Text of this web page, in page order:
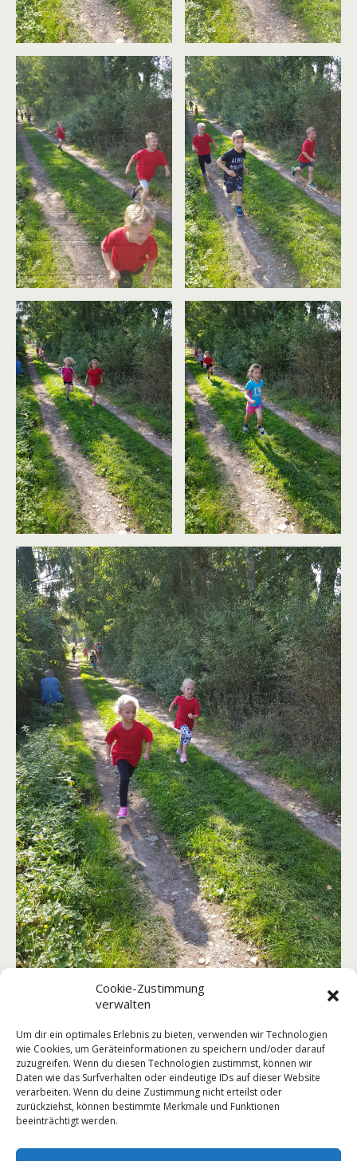
Cookie-Zustimmung
verwalten
Um dir ein optimales Erlebnis zu bieten, verwenden wir Technologien
wie Cookies, um Geräteinformationen zu speichern und/oder darauf
zuzugreifen. Wenn du diesen Technologien zustimmst, können wir
Daten wie das Surfverhalten oder eindeutige IDs auf dieser Website
verarbeiten. Wenn du deine Zustimmung nicht erteilst oder
zurückziehst, können bestimmte Merkmale und Funktionen
beeinträchtigt werden.
Vorheriger Beitrag
Ablauf Speiseraum
Nächster Beitrag